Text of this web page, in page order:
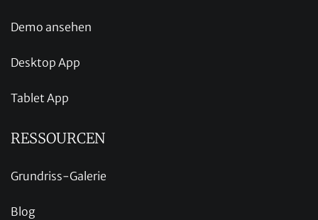
Demo ansehen
Desktop App
Tablet App
RESSOURCEN
Grundriss-Galerie
Blog